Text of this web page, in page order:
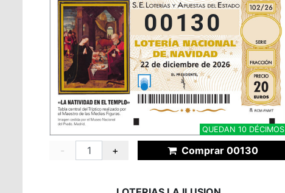
00130
QUEDAN 10 DÉCIMOS
- + Comprar 00130